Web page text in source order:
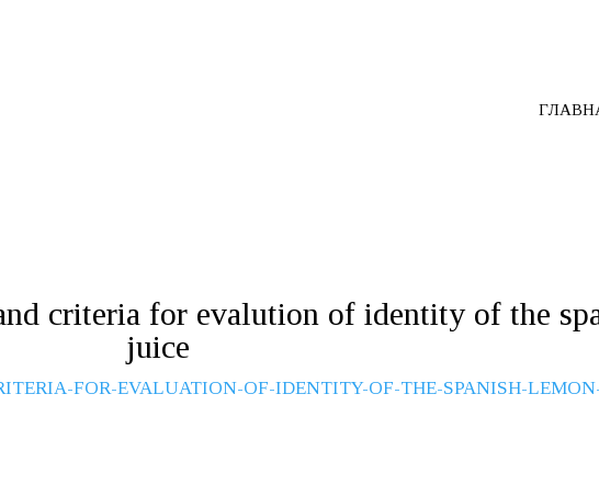
criteria for evalution of identity of the
juice
FOR-EVALUATION-OF-IDENTITY-OF-THE-SPANISH-